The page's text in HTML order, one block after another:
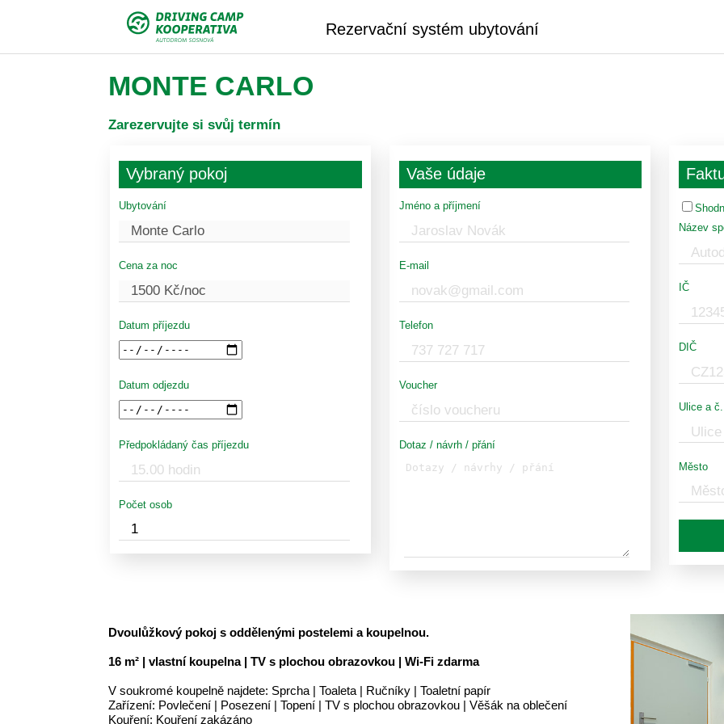
Rezervační systém ubytování
MONTE CARLO
Zarezervujte si svůj termín
Vybraný pokoj
Ubytování
Cena za noc
Datum příjezdu
Datum odjezdu
Předpokládaný čas příjezdu
Počet osob
Vaše údaje
Jméno a příjmení
E-mail
Telefon
Voucher
Dotaz / návrh / přání
Název
IČ
DIČ
Ulice a
Město
Dvoulůžkový pokoj s oddělenými postelemi a koupelnou.
16 m² | vlastní koupelna | TV s plochou obrazovkou | Wi-Fi zdarma
V soukromé koupelně najdete: Sprcha | Toaleta | Ručníky | Toaletní papír
Zařízení: Povlečení | Posezení | Topení | TV s plochou obrazovkou | Věšák na oblečení
Kouření: Kouření zakázáno